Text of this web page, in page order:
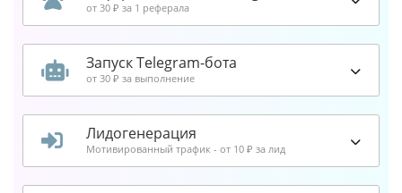
от 30 ₽ за 1 реферала
Запуск Telegram-бота
от 30 ₽ за выполнение
Лидогенерация
Мотивированный трафик - от 10 ₽ за лид